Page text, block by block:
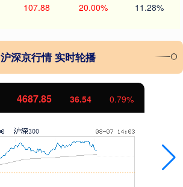
107.88 20.00% 11.28%
沪深京行情 实时轮播
北证50 1130.68 7.80